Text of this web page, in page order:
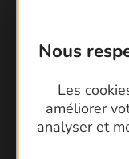
Nous
Les
améliorer
analyser et